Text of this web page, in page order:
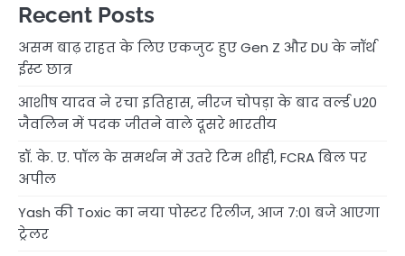
Recent Posts
असम बाढ़ राहत के लिए एकजुट हुए Gen Z और DU के नॉर्थ
ईस्ट छात्र
आशीष यादव ने रचा इतिहास, नीरज चोपड़ा के बाद वर्ल्ड U20
जैवलिन में पदक जीतने वाले दूसरे भारतीय
डॉ. के. ए. पॉल के समर्थन में उतरे टिम शीही, FCRA बिल पर
अपील
Yash की Toxic का नया पोस्टर रिलीज, आज 7:01 बजे आएगा
ट्रेलर